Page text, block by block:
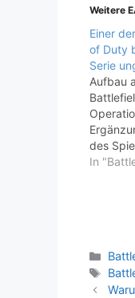
Weitere
Einer
of Duty
Serie
Aufbau
des
könnte
einer…
In